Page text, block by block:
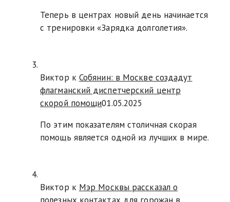
Теперь в центрах новый день начинается
с тренировки «Зарядка долголетия».
Виктор к Собянин: в Москве создадут
флагманский диспетчерский центр
скорой помощи01.05.2025
По этим показателям столичная скорая
помощь является одной из лучших в мире.
Виктор к Мэр Москвы рассказал о